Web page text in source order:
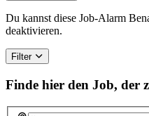
Du kannst diese Job-Alarm
deaktivieren.
Filter
Finde hier den Job, der